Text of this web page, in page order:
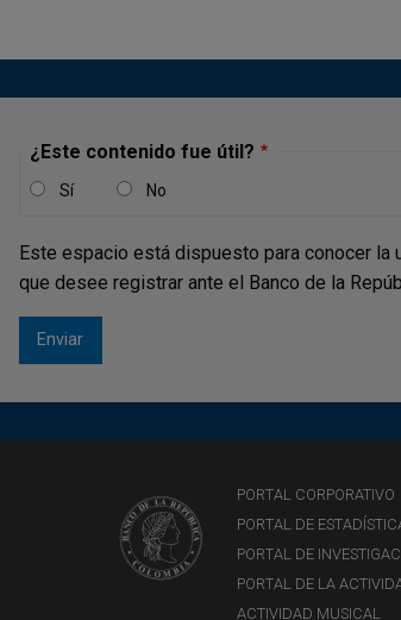
¿Este contenido fue útil?
Sí No
Este espacio está dispuesto para conocer la
que desee registrar ante el Banco de la
PORTAL CORPORATIVO
PORTAL DE
PORTAL DE
PORTAL DE LA
ACTIVIDAD MUSICAL